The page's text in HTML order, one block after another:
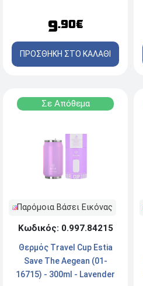
9.90€
ΠΡΟΣΘΗΚΗ ΣΤΟ ΚΑΛΑΘΙ
Σε Απόθεμα
Παρόμοια Βάσει Εικόνας
Κωδικός: 0.997.84215
Θερμός Travel Cup Estia
Save The Aegean (01-
16715) - 300ml - Lavender